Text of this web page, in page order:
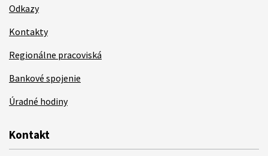
Odkazy
Kontakty
Regionálne pracoviská
Bankové spojenie
Úradné hodiny
Kontakt